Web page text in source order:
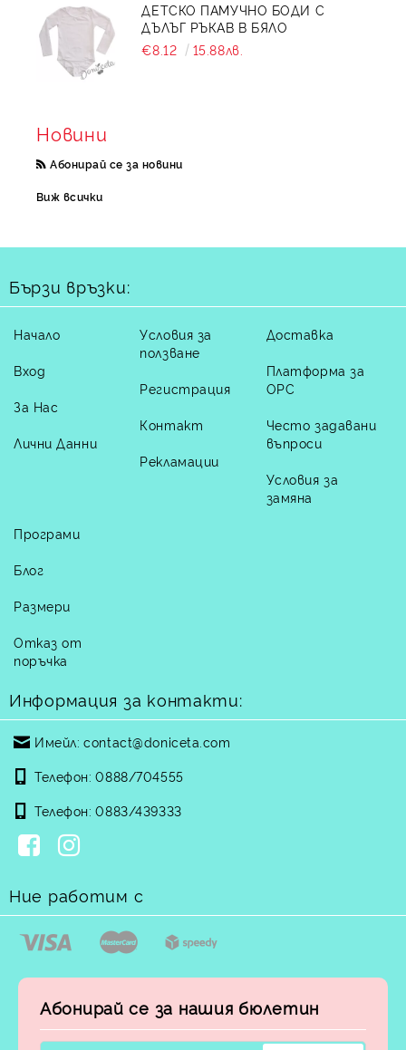
ДЕТСКО ПАМУЧНО БОДИ С
ДЪЛЪГ РЪКАВ В БЯЛО
€8.12
15.88лв.
Новини
Абонирай се за новини
Виж всички
Бързи връзки:
Начало
Вход
За Нас
Лични Данни
Условия за
ползване
Регистрация
Контакт
Рекламации
Доставка
Платформа за
ОРС
Често задавани
въпроси
Условия за
замяна
Програми
Блог
Размери
Отказ от
поръчка
Информация за контакти:
Имейл: contact@doniceta.com
Телефон: 0888/704555
Телефон: 0883/439333
Ние работим с
Абонирай се за нашия бюлетин